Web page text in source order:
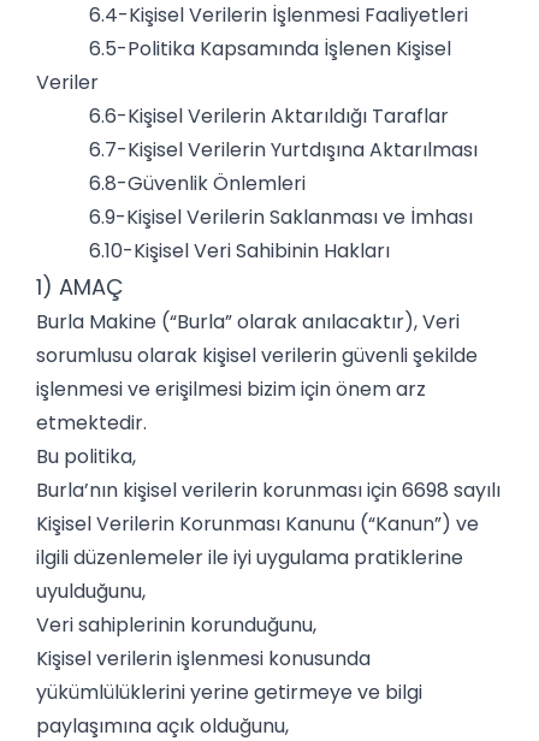
6.4-Kişisel Verilerin İşlenmesi Faaliyetleri
6.5-Politika Kapsamında İşlenen Kişisel
Veriler
6.6-Kişisel Verilerin Aktarıldığı Taraflar
6.7-Kişisel Verilerin Yurtdışına Aktarılması
6.8-Güvenlik Önlemleri
6.9-Kişisel Verilerin Saklanması ve İmhası
6.10-Kişisel Veri Sahibinin Hakları
1) AMAÇ
Burla Makine (“Burla” olarak anılacaktır), Veri
sorumlusu olarak kişisel verilerin güvenli şekilde
işlenmesi ve erişilmesi bizim için önem arz
etmektedir.
Bu politika,
Burla’nın kişisel verilerin korunması için 6698 sayılı
Kişisel Verilerin Korunması Kanunu (“Kanun”) ve
ilgili düzenlemeler ile iyi uygulama pratiklerine
uyulduğunu,
Veri sahiplerinin korunduğunu,
Kişisel verilerin işlenmesi konusunda
yükümlülüklerini yerine getirmeye ve bilgi
paylaşımına açık olduğunu,